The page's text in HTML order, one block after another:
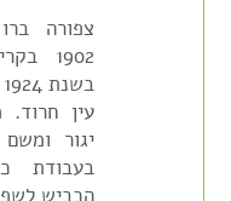
צפורה
1902
עין חרוד.
יגור
בעבודת